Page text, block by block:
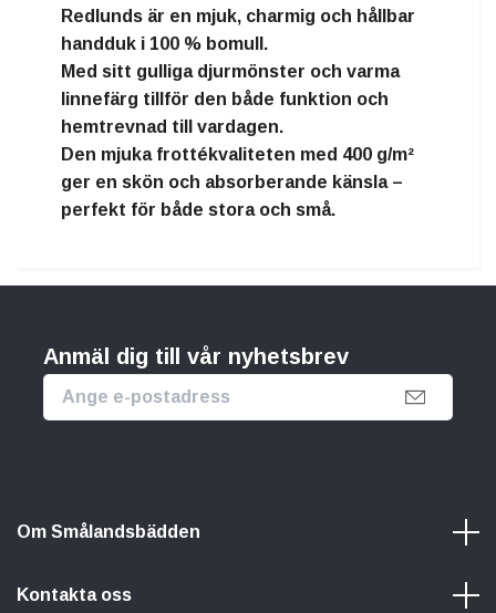
Redlunds är en mjuk, charmig och hållbar
handduk i 100 % bomull.
Med sitt gulliga djurmönster och varma
linnefärg tillför den både funktion och
hemtrevnad till vardagen.
Den mjuka frottékvaliteten med 400 g/m²
ger en skön och absorberande känsla–
perfekt för både stora och små.
Anmäl dig till vår nyhetsbrev
Om Smålandsbädden
Kontakta oss